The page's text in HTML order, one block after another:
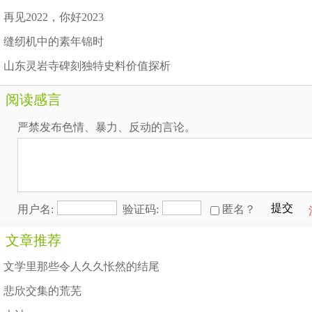
再见2022，你好2023
缝纫机中的素年锦时
山东灵岩寺碑刻独特史料价值探析
阅读感言
严禁发布色情、暴力、反动的言论。
用户名: 验证码: 匿名？ 提交
文章推荐
文学里那些令人久久怅然的结尾
悲欣交集的荒芜